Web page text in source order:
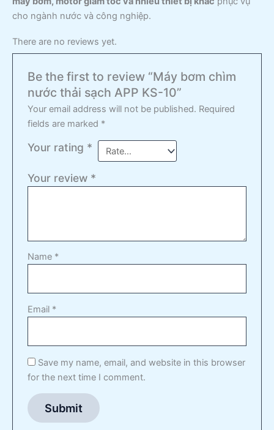
cho ngành nước và công nghiệp.
There are no reviews yet.
Be the first to review “Máy bơm chìm
nước thải sạch APP KS-10”
Your email address will not be published. Required
fields are marked *
Your rating *
Your review *
Name *
Email *
Save my name, email, and website in this browser
for the next time I comment.